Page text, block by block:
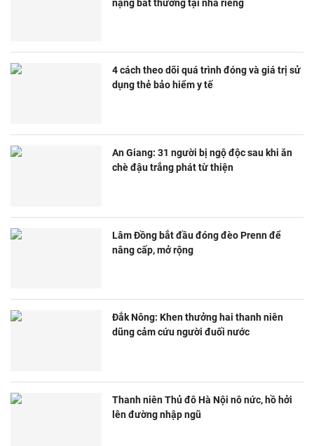
nặng bất thường tại nhà riêng
4 cách theo dõi quá trình đóng và giá trị sử
dụng thẻ bảo hiểm y tế
An Giang: 31 người bị ngộ độc sau khi ăn
chè đậu trắng phát từ thiện
Lâm Đồng bắt đầu đóng đèo Prenn để
nâng cấp, mở rộng
Đắk Nông: Khen thưởng hai thanh niên
dũng cảm cứu người đuối nước
Thanh niên Thủ đô Hà Nội nô nức, hồ hởi
lên đường nhập ngũ